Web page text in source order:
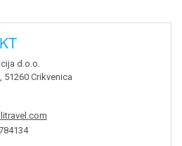
d.o.o.
51260 Crikvenica